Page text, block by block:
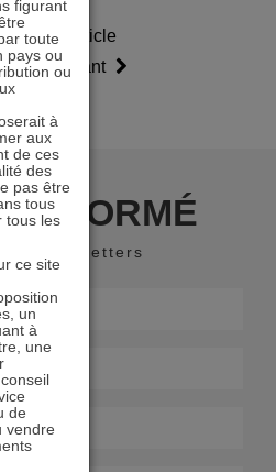
Article
suivant
INFORMÉ
nos newsletters
figurant
toute
pays ou
ou
à
aux
de ces
des
pas être
tous
tous les
ce site
un
à
une
de
vendre